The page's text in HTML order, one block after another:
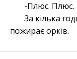
-Плюс. Плюс.
За кілька
пожирає орків.